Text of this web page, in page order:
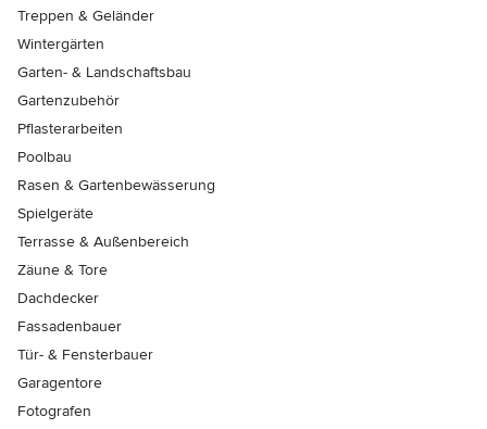
Treppen & Geländer
Wintergärten
Garten- & Landschaftsbau
Gartenzubehör
Pflasterarbeiten
Poolbau
Rasen & Gartenbewässerung
Spielgeräte
Terrasse & Außenbereich
Zäune & Tore
Dachdecker
Fassadenbauer
Tür- & Fensterbauer
Garagentore
Fotografen